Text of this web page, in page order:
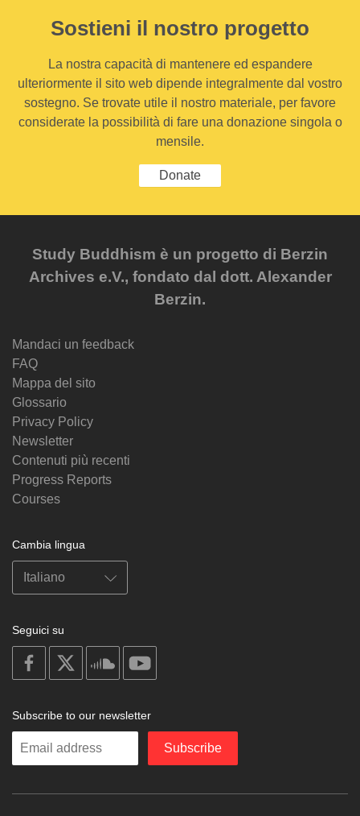
Sostieni il nostro progetto
La nostra capacità di mantenere ed espandere
ulteriormente il sito web dipende integralmente dal vostro
sostegno. Se trovate utile il nostro materiale, per favore
considerate la possibilità di fare una donazione singola o
mensile.
Donate
Study Buddhism è un progetto di Berzin
Archives e.V., fondato dal dott. Alexander
Berzin.
Mandaci un feedback
FAQ
Mappa del sito
Glossario
Privacy Policy
Newsletter
Contenuti più recenti
Progress Reports
Courses
Cambia lingua
Seguici su
on
facebook
soundcloud
Subscribe to our newsletter
Enter
Subscribe